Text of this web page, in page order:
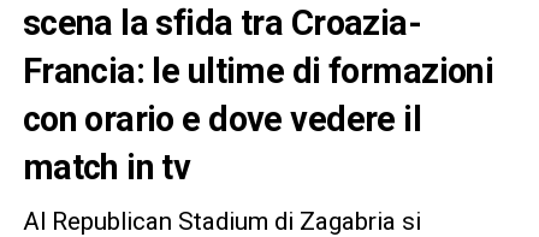
scena la sfida tra Croazia-
Francia: le ultime di formazioni
con orario e dove vedere il
match in tv
Al Republican Stadium di Zagabria si